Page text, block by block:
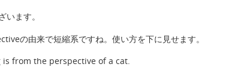
います。
の由来で短縮系ですね。使い方を下に見せます。
from the perspective of a cat.